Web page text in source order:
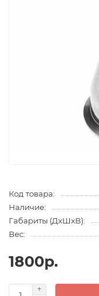
Код товара:
Наличие:
Габариты (ДхШхВ):
Вес:
1800р.